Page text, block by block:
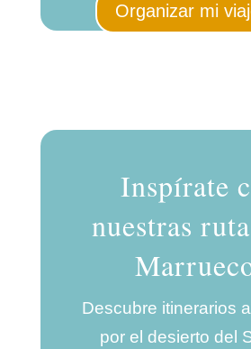
Organizar mi
Inspírate
nuestras
Descubre itinerarios
por el desierto del